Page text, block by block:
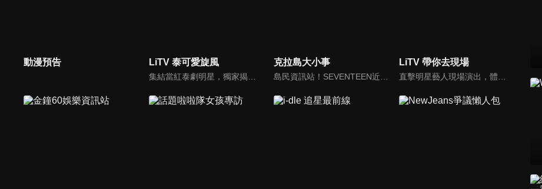
動漫預告 LiTV 泰可愛旋風 克拉島大小事 LiTV 帶你去現場